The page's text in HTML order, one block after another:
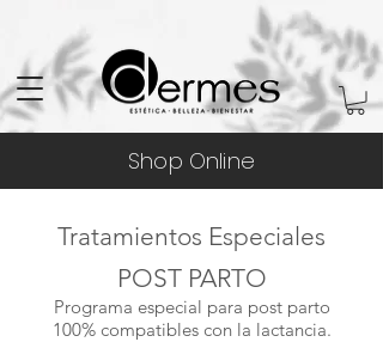
Shop Online
Tratamientos Especiales
POST PARTO
Programa especial para post parto
100% compatibles con la lactancia.